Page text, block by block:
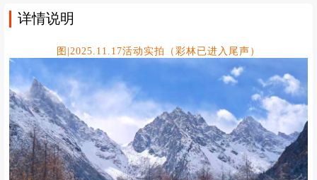
详情说明
图|2025.11.17活动实拍（彩林已进入尾声）